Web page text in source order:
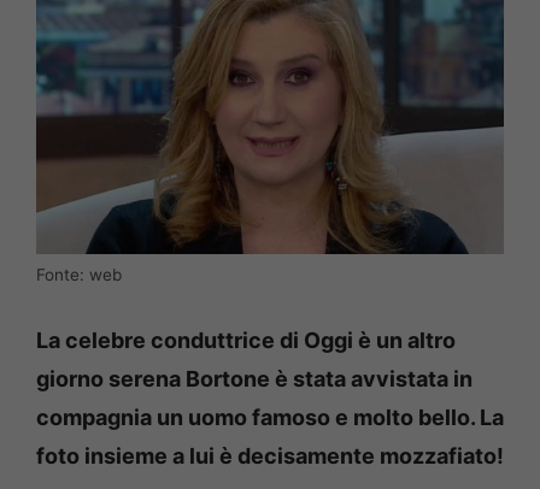
Fonte: web
La celebre conduttrice di Oggi è un altro
giorno serena Bortone è stata avvistata in
compagnia un uomo famoso e molto bello. La
foto insieme a lui è decisamente mozzafiato!